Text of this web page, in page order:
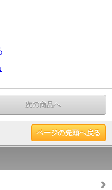
次の商品へ
ページの先頭へ戻る